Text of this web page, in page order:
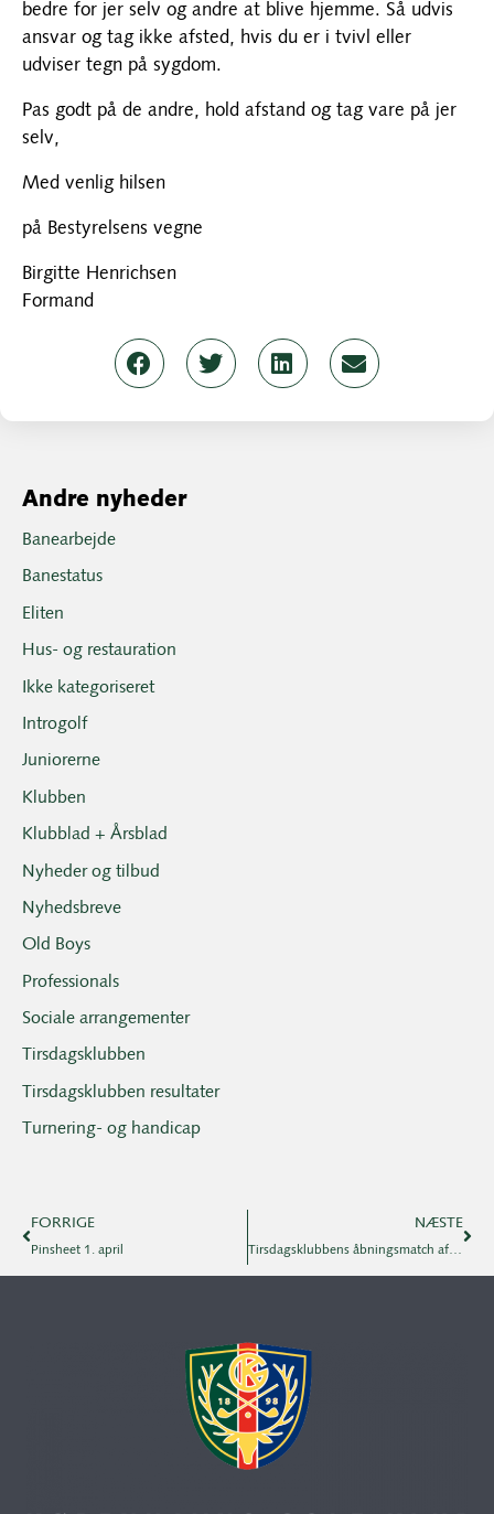
bedre for jer selv og andre at blive hjemme. Så udvis
ansvar og tag ikke afsted, hvis du er i tvivl eller
udviser tegn på sygdom.
Pas godt på de andre, hold afstand og tag vare på jer
selv,
Med venlig hilsen
på Bestyrelsens vegne
Birgitte Henrichsen
Formand
Andre nyheder
Banearbejde
Banestatus
Eliten
Hus- og restauration
Ikke kategoriseret
Introgolf
Juniorerne
Klubben
Klubblad + Årsblad
Nyheder og tilbud
Nyhedsbreve
Old Boys
Professionals
Sociale arrangementer
Tirsdagsklubben
Tirsdagsklubben resultater
Turnering- og handicap
FORRIGE
Pinsheet 1. april
NÆSTE
Tirsdagsklubbens åbningsmatch aflyst